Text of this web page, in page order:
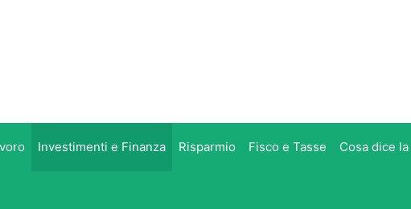
Investimenti e Finanza Risparmio Fisco e Tasse Cosa dice